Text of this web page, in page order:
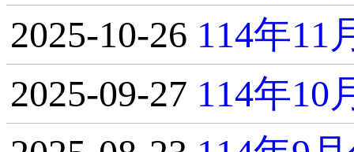
2025-10-26 114年11
2025-09-27 114年10